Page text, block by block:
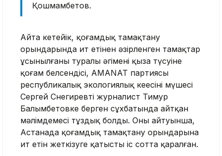
Қошмамбетов.
Айта кетейік, қоғамдық тамақтану
орындарында ит етінен әзірленген тамақтар
ұсынылғаны туралы әңгіменің қыза түсуіне
қоғам белсендісі, AMANAT партиясы
республикалық экологиялық кеңесінің мүшесі
Сергей Снегиревтің журналист Тимур
Балымбетовке берген сұхбатында айтқан
мәлімдемесі тұздық болды. Оның айтуынша,
Астанада қоғамдық тамақтану орындарына
ит етін жеткізуге қатысты іс сотта қаралған.